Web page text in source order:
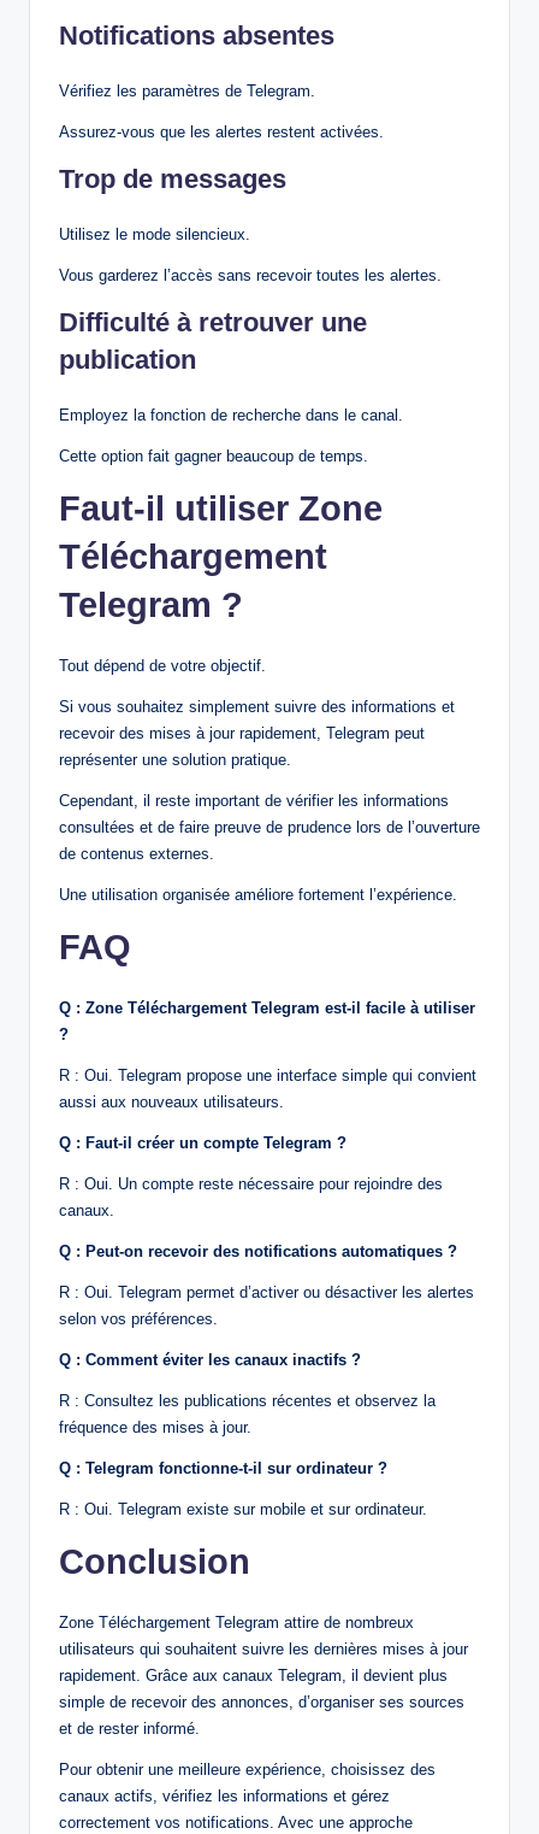
Notifications absentes
Vérifiez les paramètres de Telegram.
Assurez-vous que les alertes restent activées.
Trop de messages
Utilisez le mode silencieux.
Vous garderez l’accès sans recevoir toutes les alertes.
Difficulté à retrouver une
publication
Employez la fonction de recherche dans le canal.
Cette option fait gagner beaucoup de temps.
Faut-il utiliser Zone
Téléchargement
Telegram ?
Tout dépend de votre objectif.
Si vous souhaitez simplement suivre des informations et
recevoir des mises à jour rapidement, Telegram peut
représenter une solution pratique.
Cependant, il reste important de vérifier les informations
consultées et de faire preuve de prudence lors de l’ouverture
de contenus externes.
Une utilisation organisée améliore fortement l’expérience.
FAQ
Q : Zone Téléchargement Telegram est-il facile à utiliser
?
R : Oui. Telegram propose une interface simple qui convient
aussi aux nouveaux utilisateurs.
Q : Faut-il créer un compte Telegram ?
R : Oui. Un compte reste nécessaire pour rejoindre des
canaux.
Q : Peut-on recevoir des notifications automatiques ?
R : Oui. Telegram permet d’activer ou désactiver les alertes
selon vos préférences.
Q : Comment éviter les canaux inactifs ?
R : Consultez les publications récentes et observez la
fréquence des mises à jour.
Q : Telegram fonctionne-t-il sur ordinateur ?
R : Oui. Telegram existe sur mobile et sur ordinateur.
Conclusion
Zone Téléchargement Telegram attire de nombreux
utilisateurs qui souhaitent suivre les dernières mises à jour
rapidement. Grâce aux canaux Telegram, il devient plus
simple de recevoir des annonces, d’organiser ses sources
et de rester informé.
Pour obtenir une meilleure expérience, choisissez des
canaux actifs, vérifiez les informations et gérez
correctement vos notifications. Avec une approche